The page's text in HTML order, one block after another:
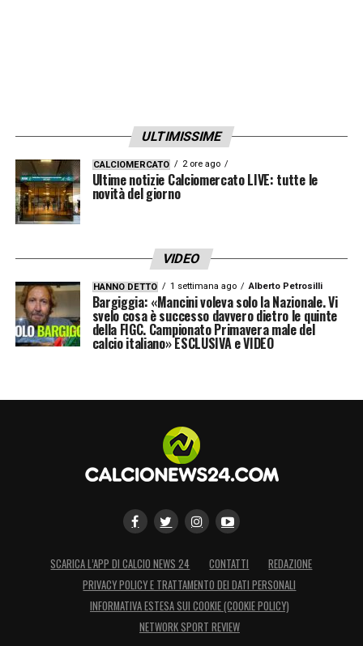
ULTIMISSIME
CALCIOMERCATO 2 ore ago
Ultime notizie Calciomercato LIVE: tutte le
novità del giorno
VIDEO
HANNO DETTO 1 settimana ago Alberto Petrosilli
Bargiggia: «Mancini voleva solo la Nazionale. Vi
svelo cosa è successo davvero dietro le quinte
della FIGC. Campionato Primavera male del
calcio italiano» ESCLUSIVA e VIDEO
SCARICA L’APP DI CALCIO NEWS 24 CONTATTI
REDAZIONE
PRIVACY POLICY E TRATTAMENTO DEI DATI PERSONALI
INFORMATIVA ESTESA SUI COOKIE (COOKIE POLICY)
NETWORK SPORT REVIEW